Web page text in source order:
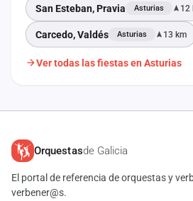
San Esteban, Pravia Asturias 12
Carcedo, Valdés Asturias 13 km
Ver todas las fiestas en Asturias
Orquestasde Galicia
El portal de referencia de orquestas y
verbener@s.